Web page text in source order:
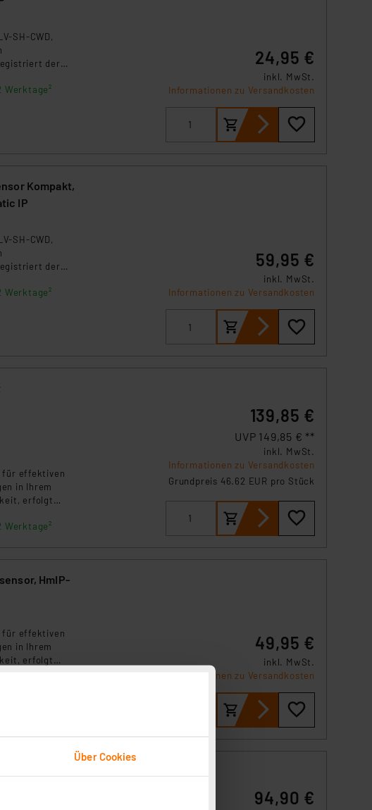
Über Cookies
SH-CWD,
der
umgehend
24,95 €
inkl. MwSt.
Informationen zu Versandkosten
Kompakt,
IP
SH-CWD,
der
umgehend
59,95 €
inkl. MwSt.
Informationen zu Versandkosten
für effektiven
in Ihrem
erfolgt
139,85 €
UVP 149,85 € **
inkl. MwSt.
Informationen zu Versandkosten
Grundpreis 46.62 EUR pro Stück
HmIP-
für effektiven
in Ihrem
erfolgt
49,95 €
inkl. MwSt.
Informationen zu Versandkosten
94,90 €